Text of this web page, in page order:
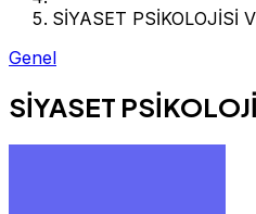
SİYASET PSİKOLOJİSİ
Genel
SİYASET